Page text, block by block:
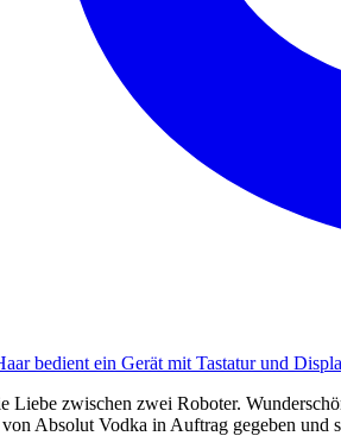
Liebe zwischen zwei Roboter.
Absolut Vodka in Auftrag gegeben